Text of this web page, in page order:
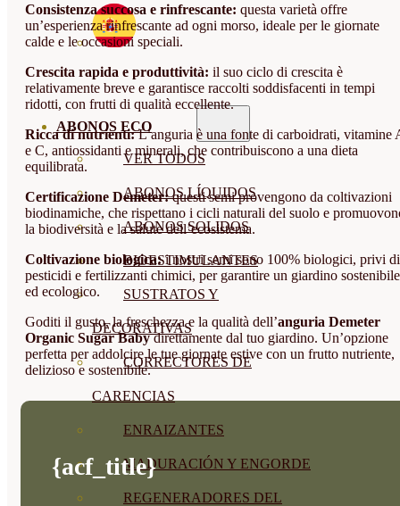
ABONOS ECO
VER TODOS
ABONOS LÍQUIDOS
ABONOS SOLIDOS
BIOESTIMULANTES
SUSTRATOS Y
DECORATIVAS
CORRECTORES DE
CARENCIAS
ENRAIZANTES
MADURACIÓN Y ENGORDE
REGENERADORES DEL
Consistenza succosa e rinfrescante: questa varietà offre
un’esperienza rinfrescante ad ogni morso, ideale per le giornate
calde e le occasioni speciali.
Crescita rapida e produttività: il suo ciclo di crescita è
relativamente breve e garantisce raccolti soddisfacenti in tempi
ridotti, con frutti di qualità eccellente.
Ricca di nutrienti:L’anguria è una fonte di carboidrati, vitamine
e C, antiossidanti e minerali, che contribuiscono a una dieta
equilibrata.
Certificazione Demeter:questi semi provengono da coltivazioni
biodinamiche, che rispettano i cicli naturali del suolo e
la biodiversità e la salute dell’ecosistema.
Coltivazione biologica:i nostri semi sono 100% biologici, privi di
pesticidi e fertilizzanti chimici, per garantire un giardino sostenibile
ed ecologico.
Goditi il gusto, la freschezza e la qualità dell’anguria Demeter
Organic Sugar Babydirettamente dal tuo giardino. Un’opzione
perfetta per addolcire le tue giornate estive con un frutto nutriente,
delizioso e sostenibile.
{acf_title}